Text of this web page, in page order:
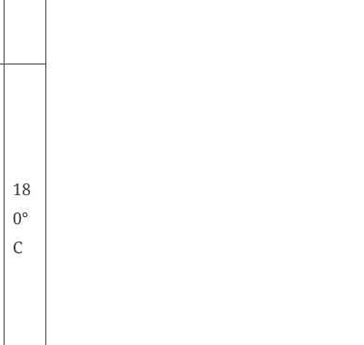
18
0°
C